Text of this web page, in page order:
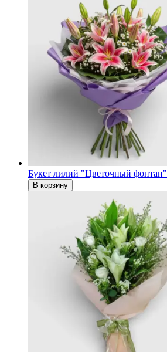
Букет лилий "Цветочный фонтан"
В корзину